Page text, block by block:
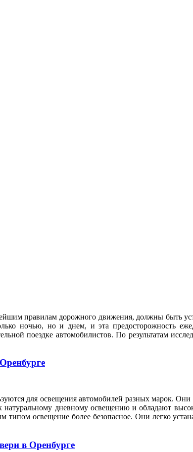
правилам дорожного движения, должны быть
ночью, но и днем, и эта предосторожность
поездке автомобилистов. По результатам
для освещения автомобилей разных марок.
дневному освещению и обладают
типом освещение более безопасное. Они легко
в Оренбурге